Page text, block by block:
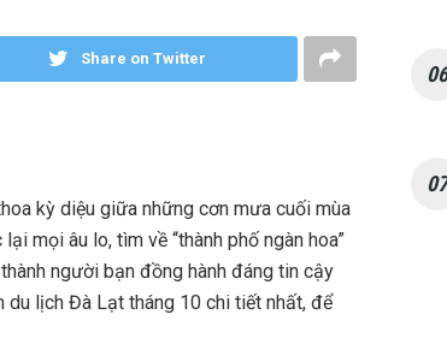
Share on Twitter
kỳ diệu giữa những cơn mưa cuối mùa
mọi âu lo, tìm về “thành phố ngàn hoa”
người bạn đồng hành đáng tin cậy
du lịch Đà Lạt tháng 10 chi tiết nhất, để